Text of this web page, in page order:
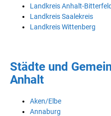
Landkreis Anhalt-
Landkreis Saalekreis
Landkreis Wittenberg
Städte und
Anhalt
Aken/Elbe
Annaburg